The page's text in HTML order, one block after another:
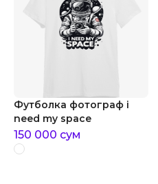
Футболка фотограф i
need my space
150 000 сум